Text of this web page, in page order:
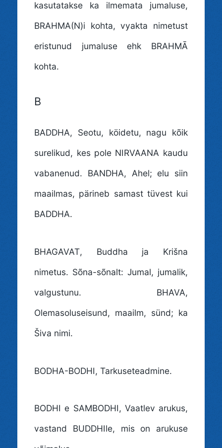
kasutatakse ka ilmemata jumaluse,
BRAHMA(N)i kohta, vyakta nimetust
eristunud jumaluse ehk BRAHMĀ
kohta.
B
BADDHA, Seotu, köidetu, nagu kõik
surelikud, kes pole NIRVAANA kaudu
vabanenud. BANDHA, Ahel; elu siin
maailmas, pärineb samast tüvest kui
BADDHA.
BHAGAVAT, Buddha ja Krišna
nimetus. Sõna-sõnalt: Jumal, jumalik,
valgustunu. BHAVA,
Olemasoluseisund, maailm, sünd; ka
Šiva nimi.
BODHA-BODHI, Tarkuseteadmine.
BODHI e SAMBODHI, Vaatlev arukus,
vastand BUDDHIle, mis on arukuse